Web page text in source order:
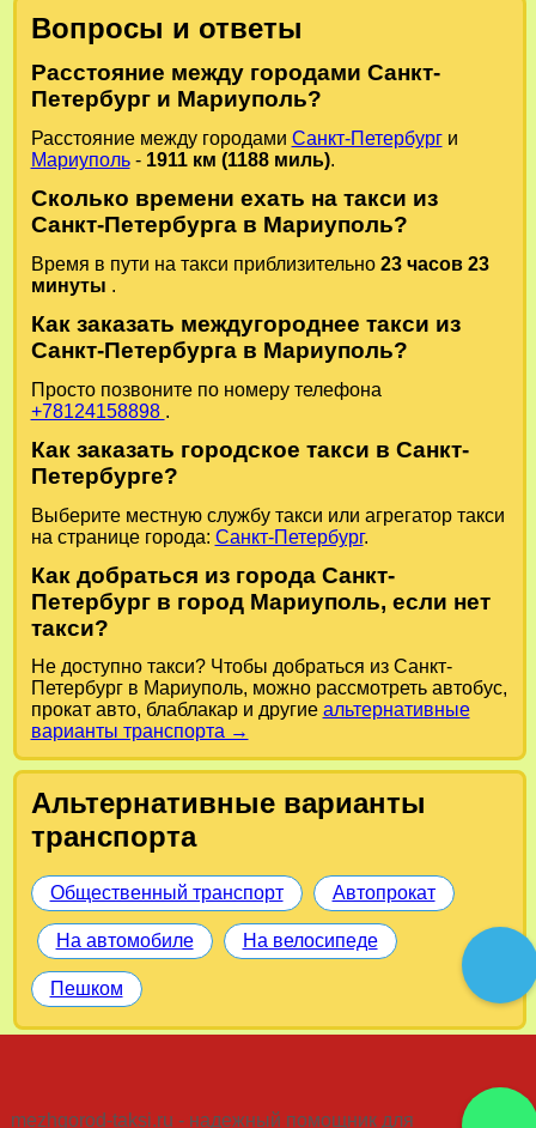
Вопросы и ответы
Расстояние между городами Санкт-
Петербург и Мариуполь?
Расстояние между городами Санкт-Петербурги
Мариуполь- 1911 км (1188 миль).
Сколько времени ехать на такси из
Санкт-Петербурга в Мариуполь?
Время в пути на такси приблизительно 23 часов 23
минуты .
Как заказать междугороднее такси из
Санкт-Петербурга в Мариуполь?
Просто позвоните по номеру телефона
+78124158898 .
Как заказать городское такси в Санкт-
Петербурге?
Выберите местную службу такси или агрегатор такси
на странице города: Санкт-Петербург.
Как добраться из города Санкт-
Петербург в город Мариуполь, если нет
такси?
Не доступно такси? Чтобы добраться из Санкт-
Петербург в Мариуполь, можно рассмотреть автобус,
прокат авто, блаблакар и другие альтернативные
варианты транспорта →
Альтернативные варианты
транспорта
Общественный транспорт Автопрокат
На автомобиле На велосипеде
Пешком
mezhgorod-taksi.ru - надежный помощник для